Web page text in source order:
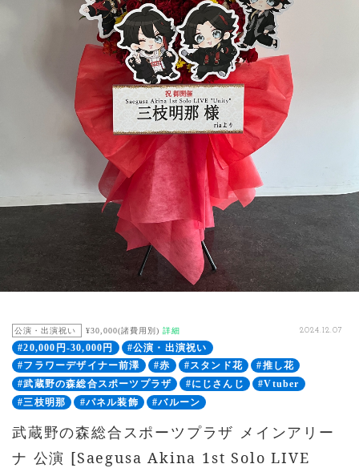
公演・出演祝い ¥30,000(諸費用別) 詳細 2024.12.07
#20,000円-30,000円
#公演・出演祝い
#フラワーデザイナー前澤
#赤 #スタンド花
#推し花
#武蔵野の森総合スポーツプラザ
#にじさんじ
#Vtuber
#三枝明那
#パネル装飾 #バルーン
武蔵野の森総合スポーツプラザ メインアリー
ナ 公演 [Saegusa Akina 1st Solo LIVE